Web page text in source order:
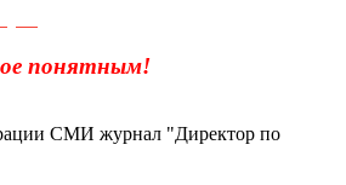
понятным!
СМИ журнал "Директор по